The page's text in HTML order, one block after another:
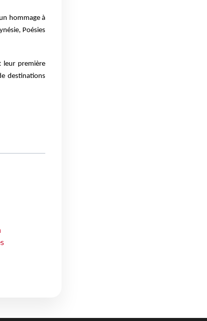
hommage à
Poésies
première
destinations